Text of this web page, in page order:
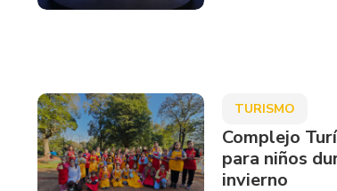
TURISMO
Complejo
para niños
invierno